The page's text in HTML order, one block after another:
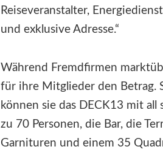
Reiseveranstalter,
und exklusive Adresse.“
Während Fremdfirmen
für ihre Mitglieder den Betrag.
können sie das DECK13 mit
zu 70 Personen, die Bar, die
Garnituren und einem 35